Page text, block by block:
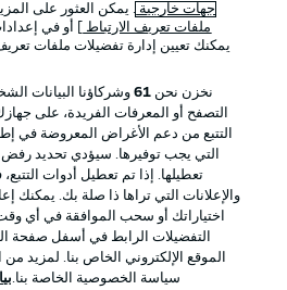
تطبيق الدوري الألماني
Official Partners
جهات خارجية . يمكن العثور على
ملفات تعريف الارتباط
] أو في
يمكنك تعيين إدارة تفضيلات ملفات
نخزن نحن 61وشركاؤنا البيانات
التصفح أو المعرفات الفريدة، على
التتبع من دعم الأغراض المعروضة في
التي يجب توفيرها. سيؤدي تحديد
تعطيلها. إذا تم تعطيل أدوات
والإعلانات التي تراها ذا صلة بك. يمكنك
اختياراتك أو سحب الموافقة في أي
التفضيلات الرابط في أسفل صفحة
الموقع الإلكتروني الخاص بنا. لمزيد
سياسة الخصوصية الخاصة بنا.